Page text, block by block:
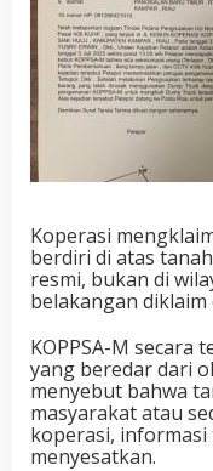
Koperasi
berdiri di atas
resmi, bukan di
belakangan
KOPPSA-M secara
yang beredar dari
menyebut bahwa
masyarakat atau
koperasi,
menyesatkan.